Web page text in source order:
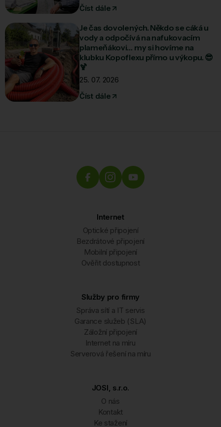
Číst dále
Je čas dovolených. Někdo se cáká u
vody a odpočívá na nafukovacím
plameňákovi… my si hovíme na
klubku Kopoflexu přímo u výkopu. 😎
🍹
25. 07. 2026
Číst dále
Internet
Optické připojení
Bezdrátové připojení
Mobilní připojení
Ověřit dostupnost
Služby pro firmy
Správa sítí a IT servis
Garance služeb (SLA)
Záložní připojení
Internet na míru
Serverová řešení na míru
JOSI, s.r.o.
O nás
Kontakt
Ke stažení